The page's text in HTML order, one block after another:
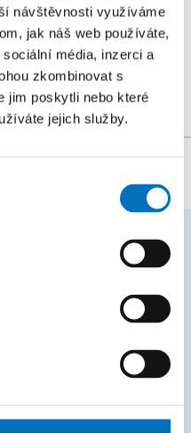
návštěvnosti využíváme
jak náš web používáte,
média, inzerci a
zkombinovat s
jim poskytli nebo které
jejich služby.
pracovníky v oblasti
úrovních (starší,